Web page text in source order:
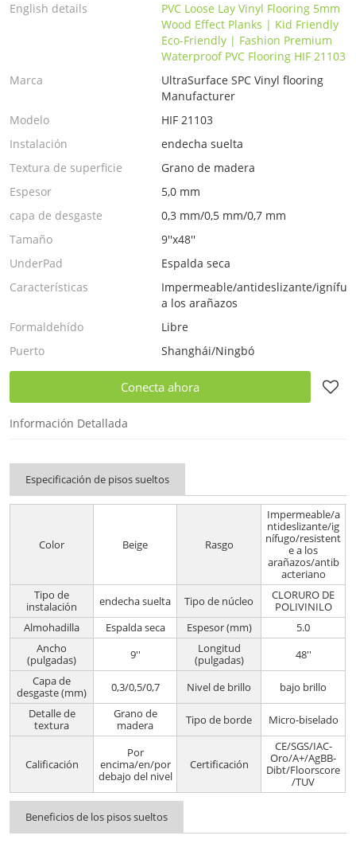
English details
PVC Loose Lay Vinyl Flooring 5mm
Wood Effect Planks | Kid Friendly
Eco-Friendly | Fashion Premium
Waterproof PVC Flooring HIF 21103
Marca
UltraSurface SPC Vinyl flooring
Manufacturer
Modelo
HIF 21103
Instalación
endecha suelta
Textura de superficie
Grano de madera
Espesor
5,0 mm
capa de desgaste
0,3 mm/0,5 mm/0,7 mm
Tamaño
9''x48''
UnderPad
Espalda seca
Características
Impermeable/antideslizante/
a los arañazos
Formaldehído
Libre
Puerto
Shanghái/Ningbó
Conecta ahora
Información Detallada
Especificación de pisos sueltos
Color Beige Rasgo
Impermeable/a
ntideslizante/ig
nífugo/resistent
e a los
arañazos/antib
acteriano
Tipo de
instalación
endecha suelta Tipo de núcleo
CLORURO DE
POLIVINILO
Almohadilla
Espalda seca Espesor (mm)
5.0
Ancho
(pulgadas)
9''
Longitud
(pulgadas)
48''
Capa de
desgaste (mm)
0,3/0,5/0,7 Nivel de brillo
bajo brillo
Detalle de
textura
Grano de
madera
Tipo de borde Micro-biselado
Calificación
Por
encima/en/por
debajo del nivel
Certificación
CE/SGS/IAC-
Oro/A+/AgBB-
Dibt/Floorscore
/TUV
Beneficios de los pisos sueltos